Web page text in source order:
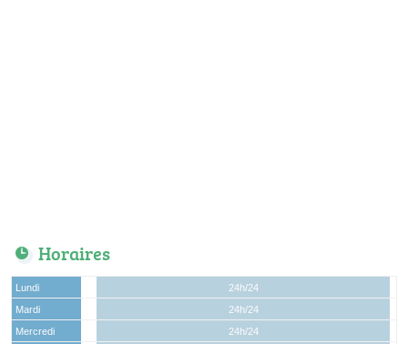
Horaires
Lundi
24h/24
Mardi
24h/24
Mercredi
24h/24